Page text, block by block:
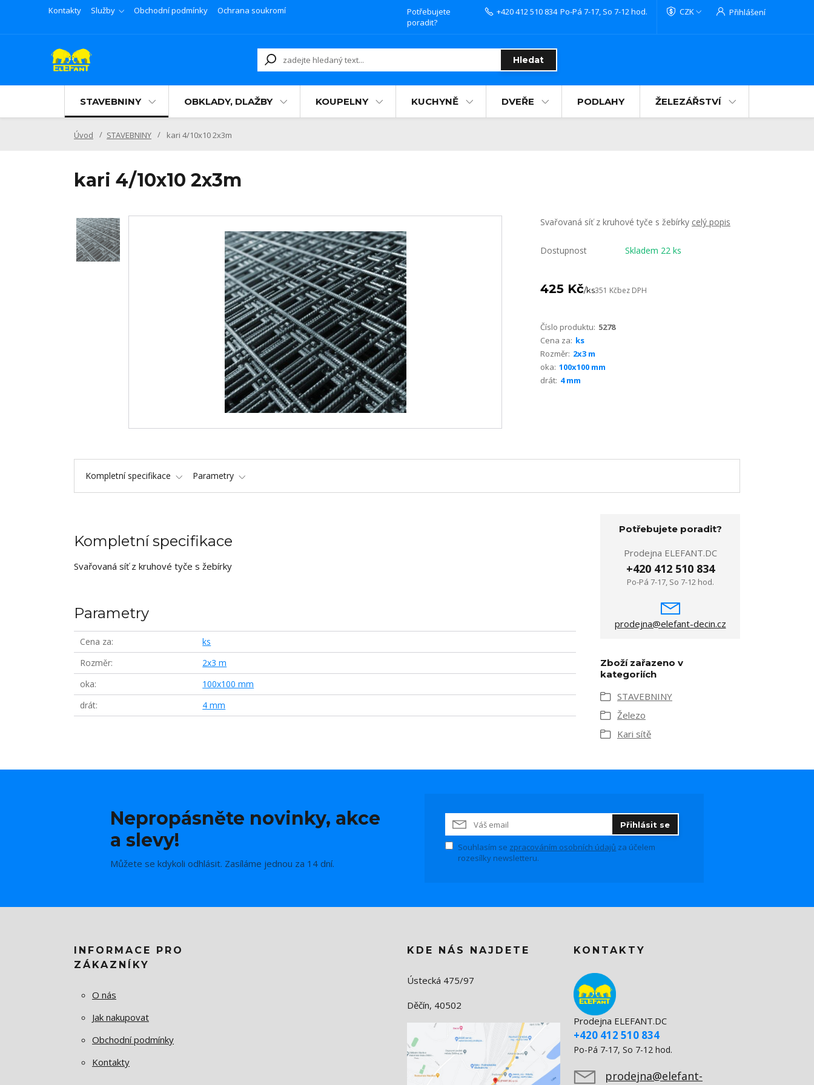
Kontakty Služby Obchodní podmínky Ochrana soukromí CZK Přihlášení
Hledat
Potřebujete
poradit?
+420 412 510 834 Po-Pá 7-17, So 7-12 hod.
STAVEBNINY OBKLADY, DLAŽBY KOUPELNY KUCHYNĚ DVEŘE PODLAHY ŽELEZÁŘSTVÍ
Úvod STAVEBNINY kari 4/10x10 2x3m
kari 4/10x10 2x3m
Svařovaná síť z kruhové tyče s žebírky celý popis
Dostupnost Skladem 22 ks
425 Kč/ks351 Kčbez DPH
Číslo produktu: 5278
Cena za: ks
Rozměr: 2x3 m
oka: 100x100 mm
drát: 4 mm
Kompletní specifikace Parametry
Kompletní specifikace
Svařovaná síť z kruhové tyče s žebírky
Parametry
Cena za
ks
Rozměr
2x3 m
oka
100x100 mm
drát
4 mm
Potřebujete poradit?
Prodejna ELEFANT.DC
+420 412 510 834
Po-Pá 7-17, So 7-12 hod.
prodejna@elefant-decin.cz
Zboží zařazeno v
kategoriích
STAVEBNINY
Železo
Kari sítě
Nepropásněte novinky, akce
a slevy!
Můžete se kdykoli odhlásit. Zasíláme jednou za 14 dní.
Přihlásit se
Souhlasím se zpracováním osobních údajů za účelem
rozesílky newsletteru.
INFORMACE PRO
ZÁKAZNÍKY
O nás
Jak nakupovat
Obchodní podmínky
Kontakty
KDE NÁS NAJDETE
Ústecká 475/97
Děčín, 40502
KONTAKTY
Prodejna ELEFANT.DC
+420 412 510 834
Po-Pá 7-17, So 7-12 hod.
prodejna@elefant-